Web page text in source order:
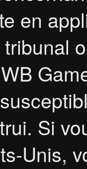
en
Si
Unis,